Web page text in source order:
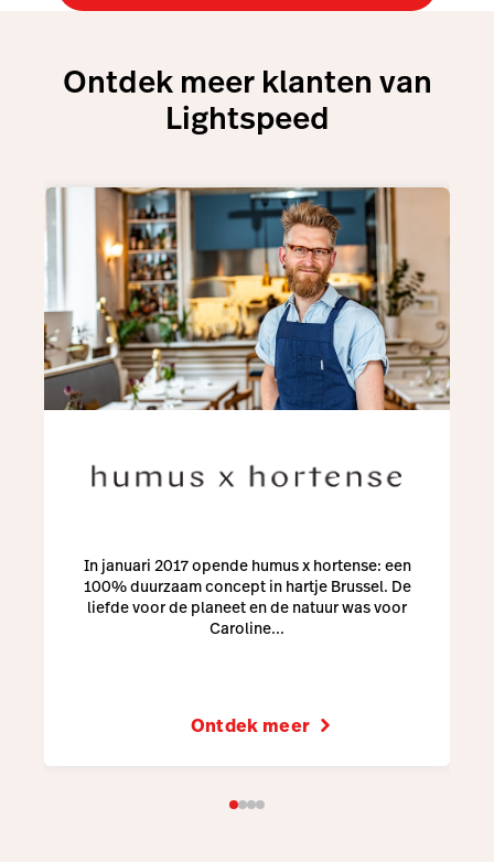
Ontdek meer klanten van
Lightspeed
In januari 2017 opende humus x hortense: een
100% duurzaam concept in hartje Brussel. De
liefde voor de planeet en de natuur was voor
Caroline...
Ontdek meer